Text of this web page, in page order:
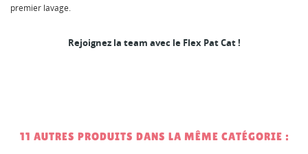
premier lavage.
Rejoignez la team avec le Flex Pat Cat !
11 AUTRES PRODUITS DANS LA MÊME CATÉGORIE :